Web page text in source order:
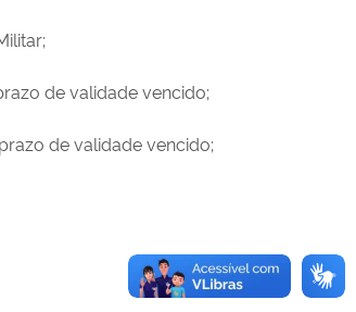
de validade vencido;
de validade vencido;